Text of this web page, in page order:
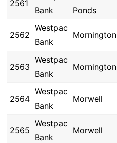
2561
Bank
Ponds
2562
Westpac
Bank
Mornington
2563
Westpac
Bank
Mornington
2564
Westpac
Bank
Morwell
2565
Westpac
Bank
Morwell